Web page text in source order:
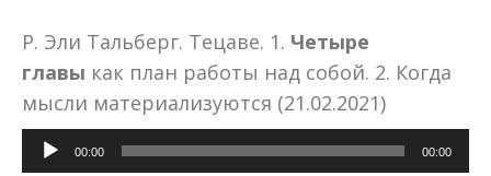
Р. Эли Тальберг. Тецаве. 1. Четыре
главы как план работы над собой. 2. Когда
мысли материализуются (21.02.2021)
Аудиоплеер
00:00 00:00